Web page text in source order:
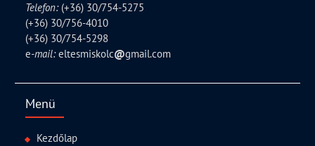
Telefon:(+36) 30/754-5275
(+36) 30/756-4010
(+36) 30/754-5298
e-mail:eltesmiskolc@gmail.com
Menü
Kezdőlap